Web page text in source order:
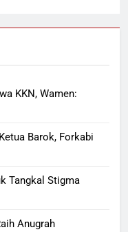
KKN, Wamen:
Barok, Forkabi
Tangkal Stigma
Anugrah